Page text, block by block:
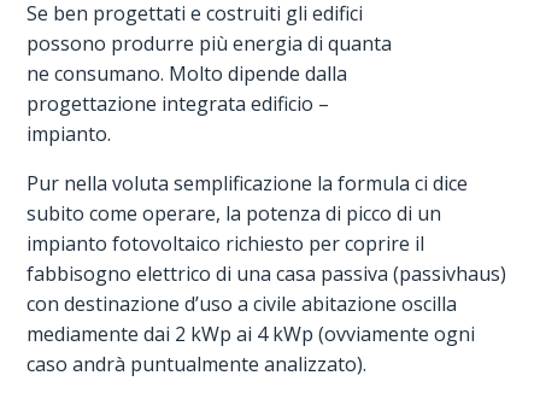
Se ben progettati e costruiti gli edifici
possono produrre più energia di quanta
ne consumano. Molto dipende dalla
progettazione integrata edificio –
impianto.
Pur nella voluta semplificazione la formula ci dice
subito come operare, la potenza di picco di un
impianto fotovoltaico richiesto per coprire il
fabbisogno elettrico di una casa passiva (passivhaus)
con destinazione d’uso a civile abitazione oscilla
mediamente dai 2 kWp ai 4 kWp (ovviamente ogni
caso andrà puntualmente analizzato).